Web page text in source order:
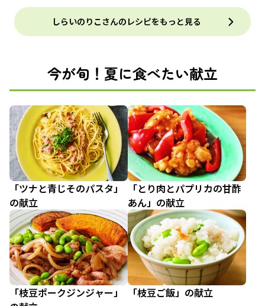
しらいのりこさんのレシピをもっと見る
今が旬！夏に食べたい献立
「ツナと青じそのパスタ」
の献立
「とり肉とパプリカの甘酢
あん」の献立
「枝豆ポークジンジャー」
「枝豆ご飯」の献立